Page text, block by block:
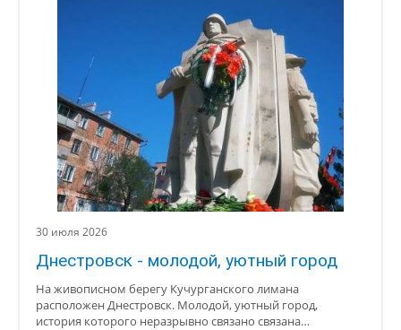
30 июля 2026
Днестровск - молодой, уютный город
На живописном берегу Кучурганского лимана
расположен Днестровск. Молодой, уютный город,
история которого неразрывно связано связана…